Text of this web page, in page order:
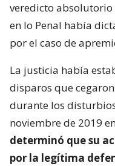
veredicto
en lo Penal había
por el caso de
La justicia había
disparos que
durante los
noviembre de 2019
determinó que su
por la legítima